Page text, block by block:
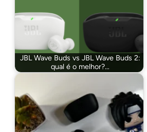
JBL Wave Buds vs JBL Wave Buds 2:
qual é o melhor?…